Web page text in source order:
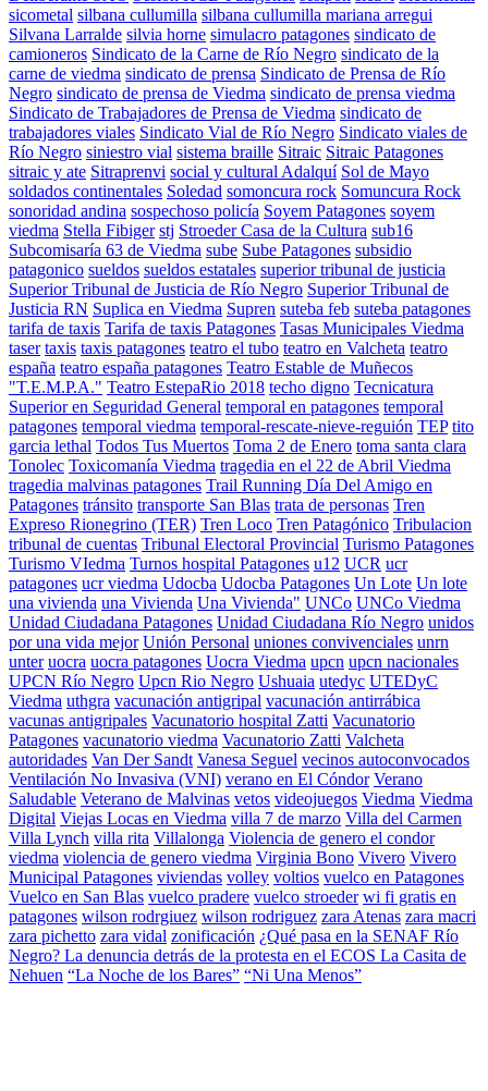
sicometal silbana cullumilla silbana cullumilla mariana arregui
Silvana Larralde silvia horne simulacro patagones sindicato de
camioneros Sindicato de la Carne de Río Negro sindicato de la
carne de viedma sindicato de prensa Sindicato de Prensa de Río
Negro sindicato de prensa de Viedma sindicato de prensa viedma
Sindicato de Trabajadores de Prensa de Viedma sindicato de
trabajadores viales Sindicato Vial de Río Negro Sindicato viales de
Río Negro siniestro vial sistema braille Sitraic Sitraic Patagones
sitraic y ate Sitraprenvi social y cultural Adalquí Sol de Mayo
soldados continentales Soledad somoncura rock Somuncura Rock
sonoridad andina sospechoso policía Soyem Patagones soyem
viedma Stella Fibiger stj Stroeder Casa de la Cultura sub16
Subcomisaría 63 de Viedma sube Sube Patagones subsidio
patagonico sueldos sueldos estatales superior tribunal de justicia
Superior Tribunal de Justicia de Río Negro Superior Tribunal de
Justicia RN Suplica en Viedma Supren suteba feb suteba patagones
tarifa de taxis Tarifa de taxis Patagones Tasas Municipales Viedma
taser taxis taxis patagones teatro el tubo teatro en Valcheta teatro
españa teatro españa patagones Teatro Estable de Muñecos
"T.E.M.P.A." Teatro EstepaRio 2018 techo digno Tecnicatura
Superior en Seguridad General temporal en patagones temporal
patagones temporal viedma temporal-rescate-nieve-reguión TEP tito
garcia lethal Todos Tus Muertos Toma 2 de Enero toma santa clara
Tonolec Toxicomanía Viedma tragedia en el 22 de Abril Viedma
tragedia malvinas patagones Trail Running Día Del Amigo en
Patagones tránsito transporte San Blas trata de personas Tren
Expreso Rionegrino (TER) Tren Loco Tren Patagónico Tribulacion
tribunal de cuentas Tribunal Electoral Provincial Turismo Patagones
Turismo VIedma Turnos hospital Patagones u12 UCR ucr
patagones ucr viedma Udocba Udocba Patagones Un Lote Un lote
una vivienda una Vivienda Una Vivienda" UNCo UNCo Viedma
Unidad Ciudadana Patagones Unidad Ciudadana Río Negro unidos
por una vida mejor Unión Personal uniones convivenciales unrn
unter uocra uocra patagones Uocra Viedma upcn upcn nacionales
UPCN Río Negro Upcn Rio Negro Ushuaia utedyc UTEDyC
Viedma uthgra vacunación antigripal vacunación antirrábica
vacunas antigripales Vacunatorio hospital Zatti Vacunatorio
Patagones vacunatorio viedma Vacunatorio Zatti Valcheta
autoridades Van Der Sandt Vanesa Seguel vecinos autoconvocados
Ventilación No Invasiva (VNI) verano en El Cóndor Verano
Saludable Veterano de Malvinas vetos videojuegos Viedma Viedma
Digital Viejas Locas en Viedma villa 7 de marzo Villa del Carmen
Villa Lynch villa rita Villalonga Violencia de genero el condor
viedma violencia de genero viedma Virginia Bono Vivero Vivero
Municipal Patagones viviendas volley voltios vuelco en Patagones
Vuelco en San Blas vuelco pradere vuelco stroeder wi fi gratis en
patagones wilson rodrgiuez wilson rodriguez zara Atenas zara macri
zara pichetto zara vidal zonificación ¿Qué pasa en la SENAF Río
Negro? La denuncia detrás de la protesta en el ECOS La Casita de
Nehuen “La Noche de los Bares” “Ni Una Menos”